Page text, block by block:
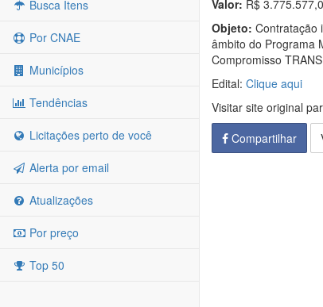
Busca Itens
Por CNAE
Municípios
Tendências
Licitações perto de você
Alerta por email
Atualizações
Por preço
Top 50
Valor: R$
Objeto: Contratação
âmbito do Programa
Compromisso
Edital: Clique aqui
Visitar site original
Compartilhar